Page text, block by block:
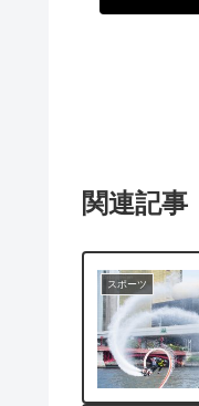
関連記事
スポーツ